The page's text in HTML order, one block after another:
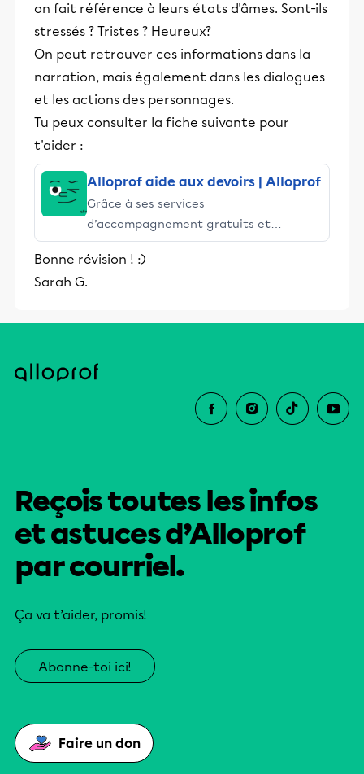
on fait référence à leurs états d'âmes. Sont-ils
stressés ? Tristes ? Heureux?
On peut retrouver ces informations dans la
narration, mais également dans les dialogues
et les actions des personnages.
Tu peux consulter la fiche suivante pour
t'aider :
Alloprof aide aux devoirs | Alloprof
Grâce à ses services
d’accompagnement gratuits et
stimulants, Alloprof engage les élèves
et leurs parents dans la réussite
Bonne révision ! :)
Sarah G.
Reçois toutes les infos
et astuces d’Alloprof
par courriel.
Ça va t’aider, promis!
Abonne-toi ici!
Faire un don